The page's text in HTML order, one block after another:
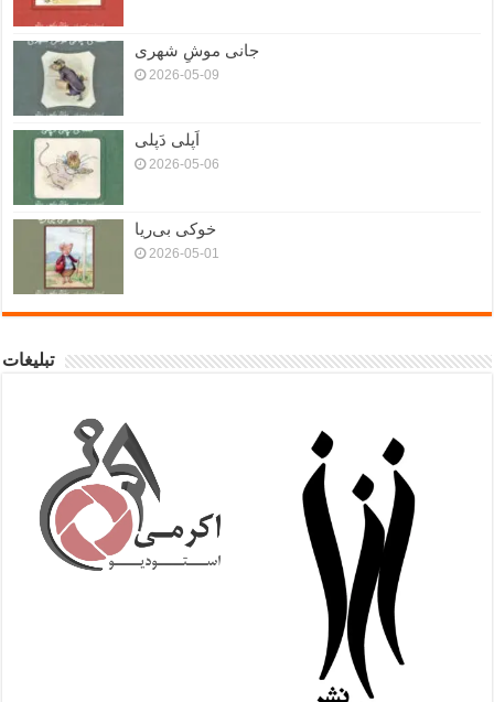
جانی موشِ شهری
2026-05-09
اَپلی دَپلی
2026-05-06
خوکی بی‌ریا
2026-05-01
تبلیغات